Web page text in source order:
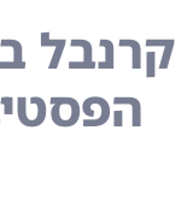
קרנבל